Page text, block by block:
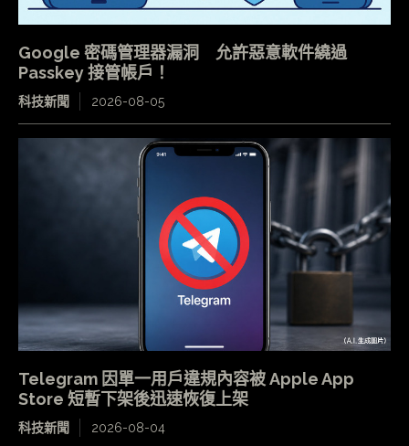
Google 密碼管理器漏洞 允許惡意軟件繞過
Passkey 接管帳戶！
科技新聞 2026-08-05
Telegram 因單一用戶違規內容被 Apple App
Store 短暫下架後迅速恢復上架
科技新聞 2026-08-04